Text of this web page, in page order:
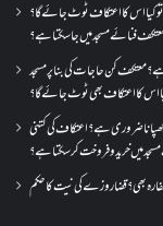
کیا اس کا اعتکاف ٹوٹ جائے گا؟
فنائے مسجد میں جا سکتا ہے؟
کن حاجات کی بنا پر مسجد
اس کا اعتکاف بھی ٹوٹ جائے گا؟
ضروری ہے؟اعتکاف کی کتنی
میں خرید و فروخت کر سکتا ہے؟
بھی؟ قضا روزے کی نیت کا حکم